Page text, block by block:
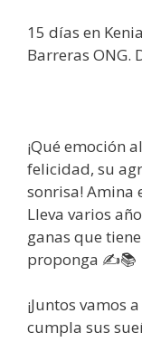
15 días en
Barreras ONG.
¡Qué emoción
felicidad, su
sonrisa! Amina
Lleva varios
ganas que
proponga ✍📚
¡Juntos vamos
cumpla sus